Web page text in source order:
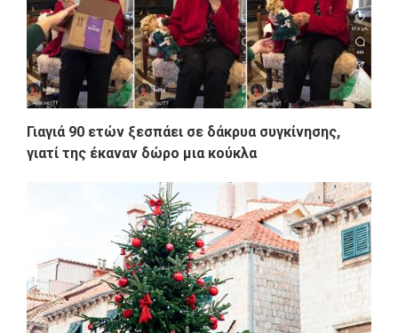
Γιαγιά 90 ετών ξεσπάει σε δάκρυα συγκίνησης,
γιατί της έκαναν δώρο μια κούκλα